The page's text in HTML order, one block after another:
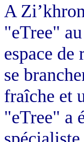
A
"eTree"
espace
se
fraîche et
"eTree" a